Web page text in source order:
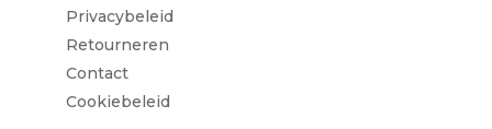
Privacybeleid
Retourneren
Contact
Cookiebeleid